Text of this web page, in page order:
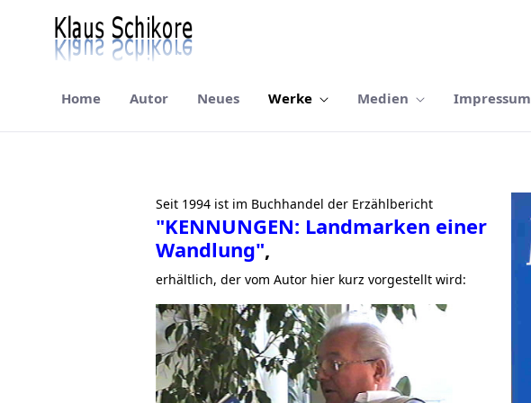
Home Autor Neues Werke Medien Impressum
Seit 1994 ist im Buchhandel der Erzählbericht
"KENNUNGEN: Landmarken einer
Wandlung",
erhältlich, der vom Autor hier kurz vorgestellt wird: